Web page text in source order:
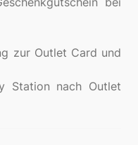
zur Outlet Card und
Station nach Outlet